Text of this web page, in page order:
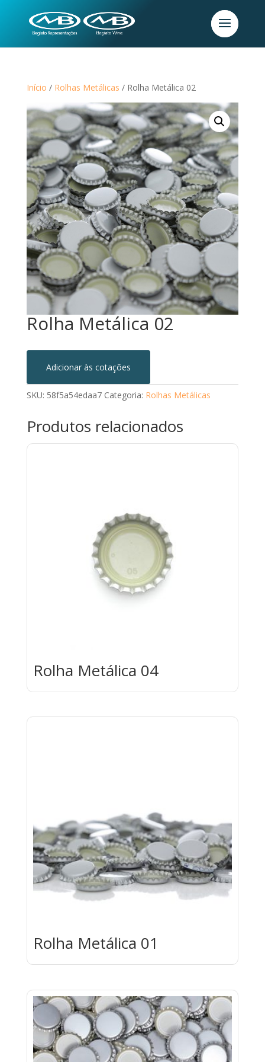
Início / Rolhas Metálicas / Rolha Metálica 02
Rolha Metálica 02
Adicionar às cotações
SKU: 58f5a54edaa7 Categoria: Rolhas Metálicas
Produtos relacionados
Rolha Metálica 04
Rolha Metálica 01